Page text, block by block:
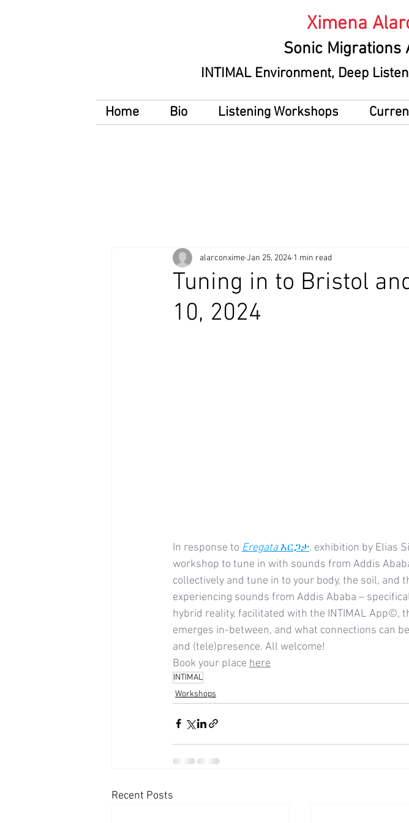
Ximena
Sonic Migrations
INTIMAL Environment, Deep
Home Bio Listening Workshops
Tuning in to Bristol
10, 2024
alarconximeJan 25, 2024 1 min read
In response to Eregata እርጋታ. exhibition by Elias
workshop to tune in with sounds from Addis
collectively and tune in to your body, the soil, and
experiencing sounds from Addis Ababa –
hybrid reality, facilitated with the INTIMAL App©,
emerges in-between, and what connections can
and (tele)presence. All welcome!
Book your place here
INTIMAL
Workshops
Recent Posts